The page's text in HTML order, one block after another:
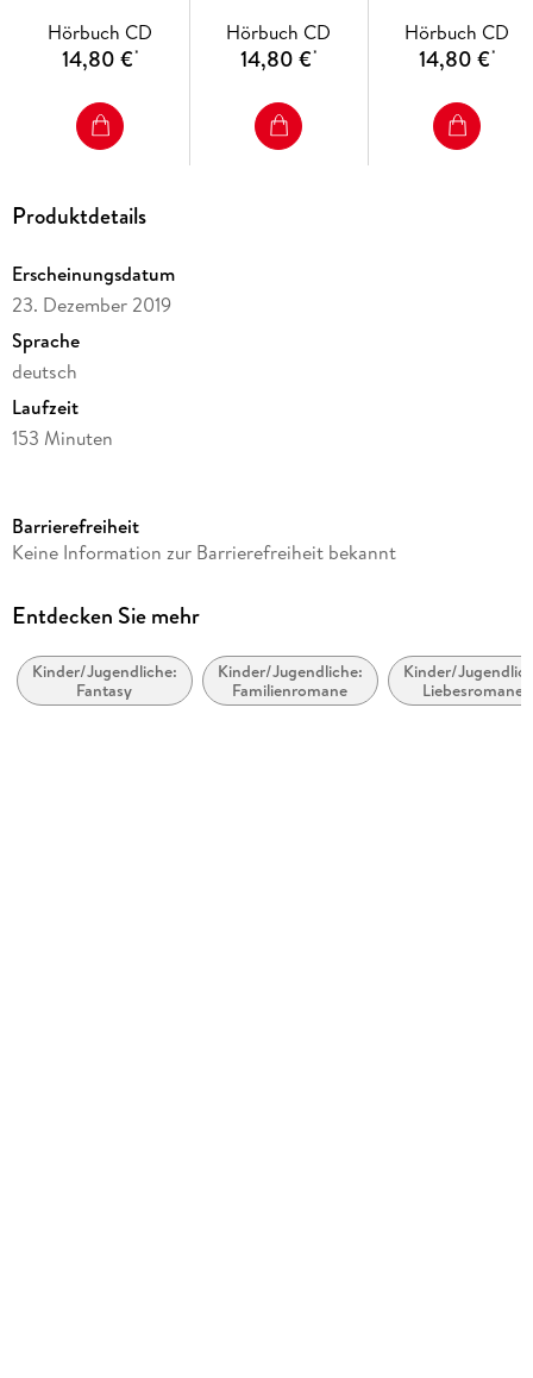
Hörbuch CD
14,80 €*
Hörbuch CD
14,80 €*
Hörbuch CD
14,80 €*
Produktdetails
Erscheinungsdatum
23. Dezember 2019
Sprache
deutsch
Laufzeit
153 Minuten
Reihe
Autor/Autorin
Übersetzung
Katrin Weingran
Barrierefreiheit
Keine Information zur Barrierefreiheit bekannt
Entdecken Sie mehr
Kinder/Jugendliche:
Fantasy
Kinder/Jugendliche:
Familienromane
Kinder/
Liebesromane,
Geschichten